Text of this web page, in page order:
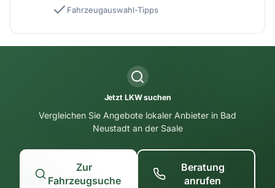
Fahrzeugauswahl-Tipps
Jetzt LKW suchen
Vergleichen Sie Angebote lokaler Anbieter in Bad
Neustadt an der Saale
Zur
Fahrzeugsuche
Beratung
anrufen